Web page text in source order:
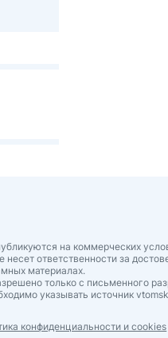
на коммерческих
ответственности за
материалах.
только с письменного
указывать источник
конфиденциальности и cookies